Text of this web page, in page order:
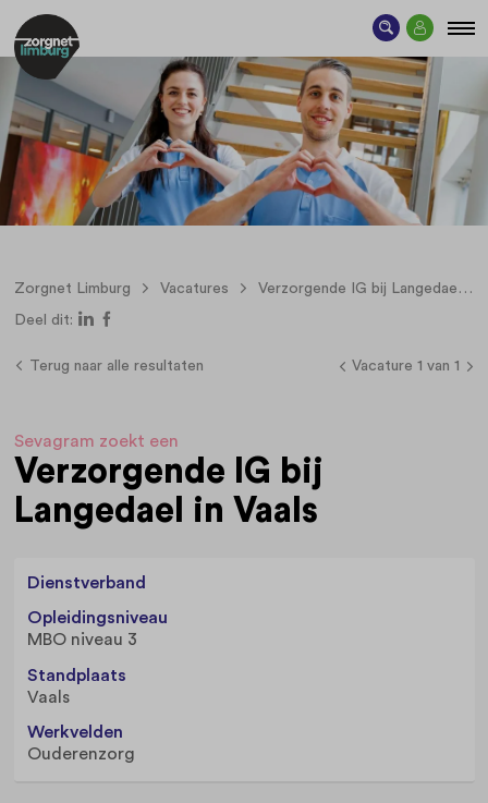
Zorgnet Limburg Vacatures Verzorgende IG bij Langedael in Vaals
Deel dit:
Terug naar alle resultaten Vacature 1 van 1
Sevagram zoekt een
Verzorgende IG bij
Langedael in Vaals
Dienstverband
Opleidingsniveau
MBO niveau 3
Standplaats
Vaals
Werkvelden
Ouderenzorg